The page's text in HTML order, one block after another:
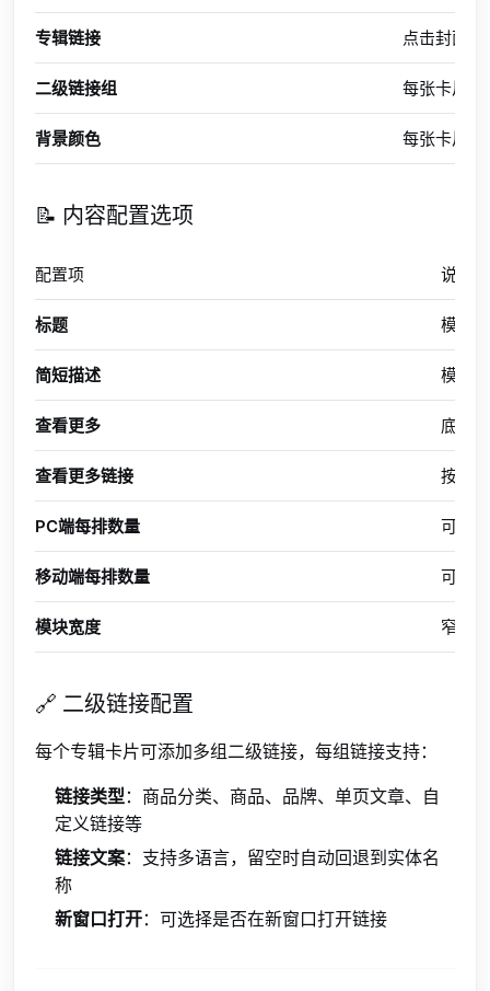
专辑链接 点击封面
二级链接组 每张卡片支
背景颜色 每张卡片可
📝 内容配置选项
配置项 说明
标题 模块
简短描述 模块
查看更多 底部
查看更多链接 按钮
PC端每排数量 可设
移动端每排数量 可设
模块宽度 窄屏
🔗 二级链接配置
每个专辑卡片可添加多组二级链接，每组链接支持：
链接类型 ：商品分类、商品、品牌、单页文章、自
定义链接等
链接文案：支持多语言，留空时自动回退到实体名
称
新窗口打开：可选择是否在新窗口打开链接